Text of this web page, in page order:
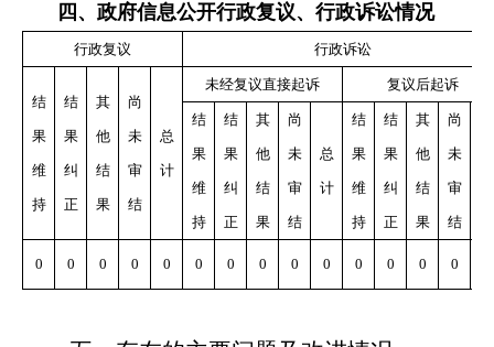
四、政府信息公开行政复议、行政诉讼情况
行政复议 行政诉讼
结
果
维
持
结
果
纠
正
其
他
结
果
尚
未
审
结
总
计
未经复议直接起诉 复议后起诉
结
果
维
持
结
果
纠
正
其
他
结
果
尚
未
审
结
总
计
结
果
维
持
结
果
纠
正
其
他
结
果
尚
未
审
结
0 0 0 0 0 0 0 0 0 0 0 0 0 0